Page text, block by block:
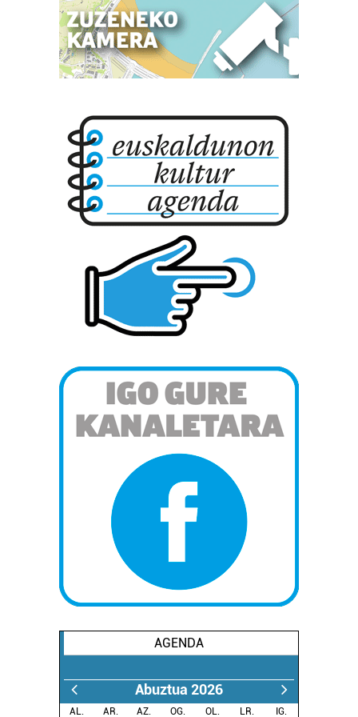
AGENDA
Abuztua 2026
AL. AR. AZ. OG. OL. LR.
IG.